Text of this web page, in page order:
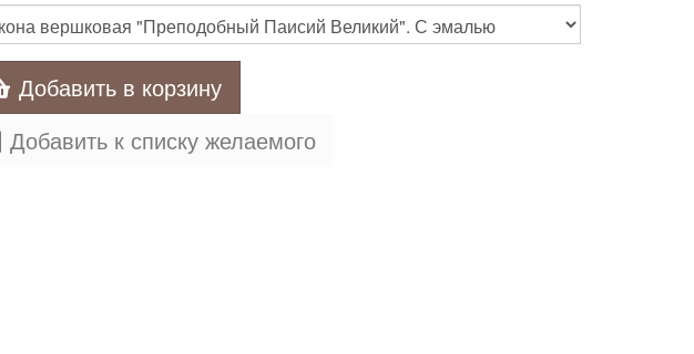
Добавить в корзину
Добавить к списку желаемого